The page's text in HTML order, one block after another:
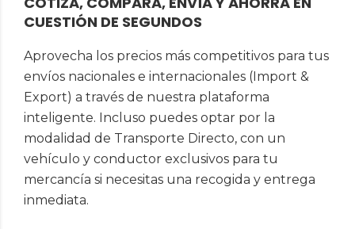
CUESTIÓN DE SEGUNDOS
Aprovecha los precios más competitivos para tus
envíos nacionales e internacionales (Import &
Export) a través de nuestra plataforma
inteligente. Incluso puedes optar por la
modalidad de Transporte Directo, con un
vehículo y conductor exclusivos para tu
mercancía si necesitas una recogida y entrega
inmediata.